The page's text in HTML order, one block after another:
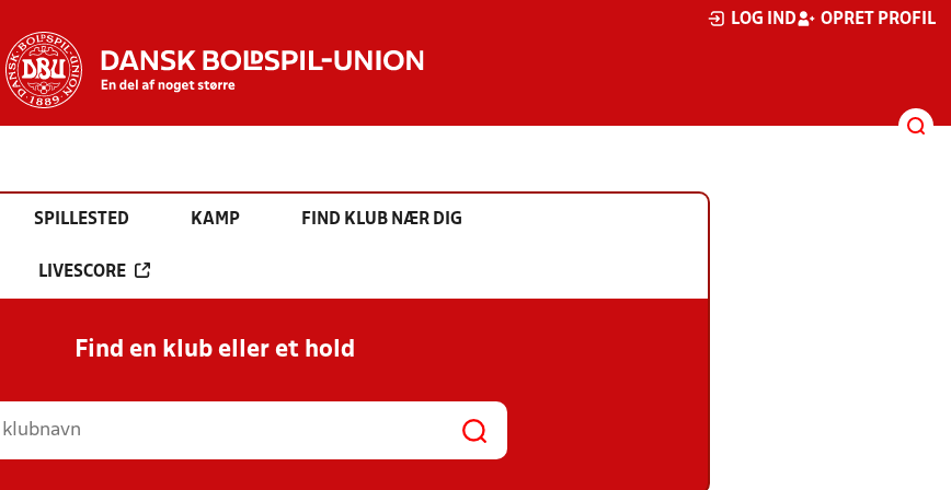
LOG IND OPRET PROFIL
SPILLESTED KAMP FIND KLUB NÆR DIG
LIVESCORE
Find en klub eller et hold